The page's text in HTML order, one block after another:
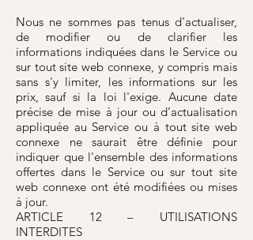
Nous ne sommes pas tenus d'actualiser,
de modifier ou de clarifier les
informations indiquées dans le Service ou
sur tout site web connexe, y compris mais
sans s'y limiter, les informations sur les
prix, sauf si la loi l'exige. Aucune date
précise de mise à jour ou d’actualisation
appliquée au Service ou à tout site web
connexe ne saurait être définie pour
indiquer que l'ensemble des informations
offertes dans le Service ou sur tout site
web connexe ont été modifiées ou mises
à jour.
ARTICLE 12 – UTILISATIONS
INTERDITES